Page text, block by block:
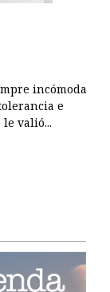
incómoda
e
valió...